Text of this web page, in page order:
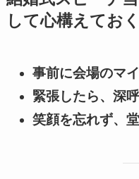
して心構えてお
事前に会場のマ
緊張したら、深
笑顔を忘れず、